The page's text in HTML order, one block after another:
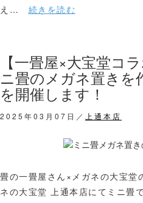
え… 続きを読む
【一畳屋×大宝堂コ
ニ畳のメガネ置き
を開催します！
2025年03月07日／ 上通本店
畳の一畳屋さん×メガネの大宝
ネの大宝堂 上通本店にてミニ